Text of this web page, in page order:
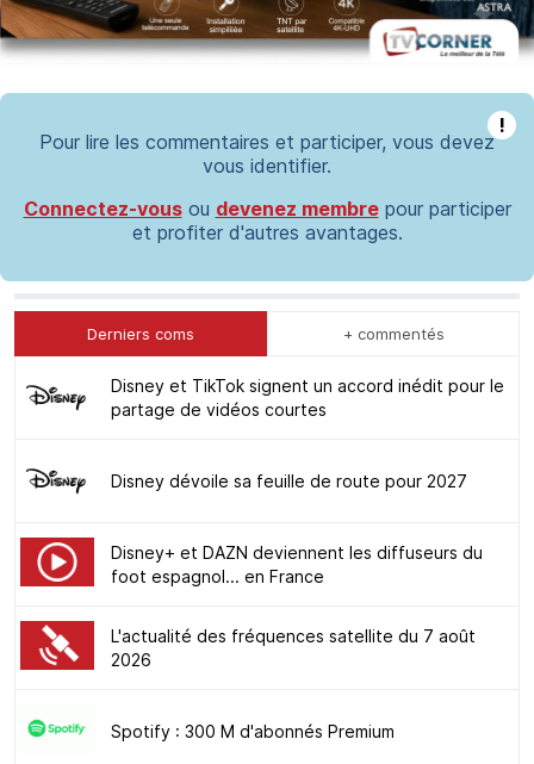
!
Pour lire les commentaires et participer, vous devez
vous identifier.
Connectez-vousou devenez membrepour participer
et profiter d'autres avantages.
Derniers coms + commentés
Disney et TikTok signent un accord inédit pour le
partage de vidéos courtes
Disney dévoile sa feuille de route pour 2027
Disney+ et DAZN deviennent les diffuseurs du
foot espagnol... en France
L'actualité des fréquences satellite du 7 août
2026
Spotify : 300 M d'abonnés Premium